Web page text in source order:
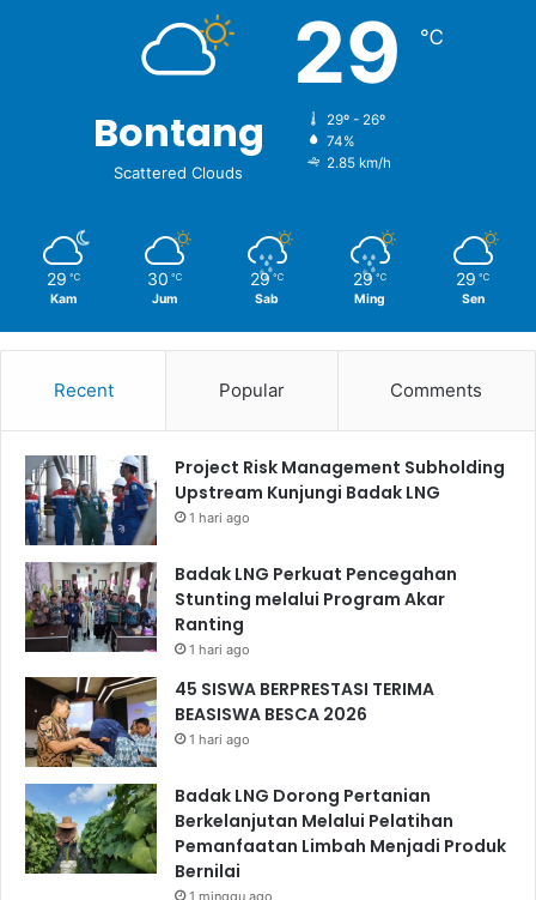
Bontang
Scattered Clouds
29 ℃
29º - 26º
74%
2.85 km/h
29 ℃
Kam
30 ℃
Jum
29 ℃
Sab
29 ℃
Ming
29 ℃
Sen
Recent Popular Comments
Project Risk Management Subholding
Upstream Kunjungi Badak LNG
1 hari ago
Badak LNG Perkuat Pencegahan
Stunting melalui Program Akar
Ranting
1 hari ago
45 SISWA BERPRESTASI TERIMA
BEASISWA BESCA 2026
1 hari ago
Badak LNG Dorong Pertanian
Berkelanjutan Melalui Pelatihan
Pemanfaatan Limbah Menjadi Produk
Bernilai